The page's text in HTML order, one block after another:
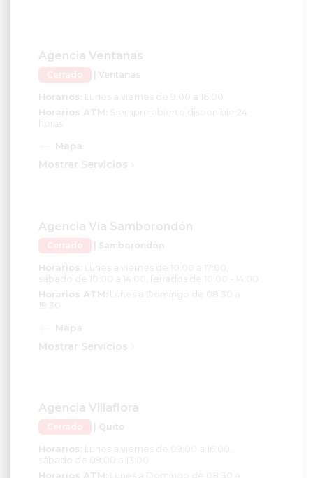
Cerrado | Ventanas
Horarios:Lunes a viernes de 9:00 a 16:00
Horarios ATM:
Siempre abierto disponible 24
horas
Mapa
Mostrar Servicios
Cerrado | Samborondón
Horarios:Lunes a viernes de 10:00 a 17:00,
sábado de 10:00 a 14:00, feriados de 10:00 - 14:00
Horarios ATM:
Lunes a Domingo de 08:30 a
19:30
Mapa
Mostrar Servicios
Cerrado | Quito
Horarios:Lunes a viernes de 09:00 a 16:00,
sábado de 09:00 a 13:00
Horarios ATM:
Lunes a Domingo de 08:30 a
19:30